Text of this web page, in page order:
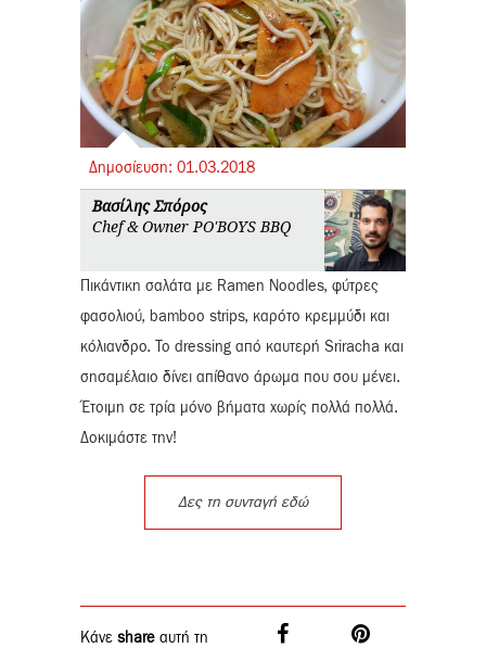
Δημοσίευση: 01.03.2018
Βασίλης Σπόρος
Chef & Owner PO'BOYS BBQ
Πικάντικη σαλάτα με Ramen Noodles, φύτρες
φασολιού, bamboo strips, καρότο κρεμμύδι και
κόλιανδρο. To dressing από καυτερή Sriracha και
σησαμέλαιο δίνει απίθανο άρωμα που σου μένει.
Έτοιμη σε τρία μόνο βήματα χωρίς πολλά πολλά.
Δοκιμάστε την!
Δες τη συνταγή εδώ
Κάνε share αυτή τη